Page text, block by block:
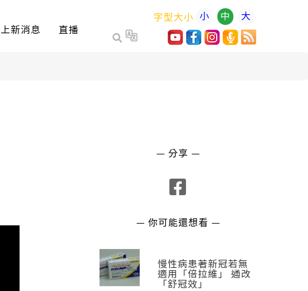
上新消息 直播
字型大小 小 中 大
— 分享 —
— 你可能還想看 —
慢性病患著新冠若無
適用「倍拉維」 通改
「舒冠效」